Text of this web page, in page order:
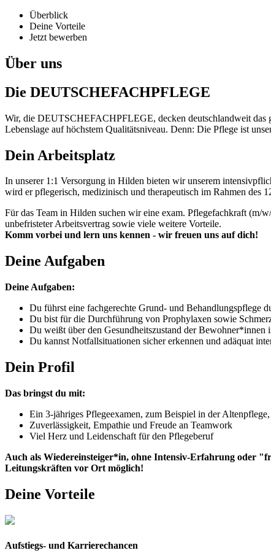
Überblick
Deine Vorteile
Jetzt bewerben
Über uns
Die DEUTSCHEFACHPFLEGE
Wir, die DEUTSCHEFACHPFLEGE, decken deutschlandweit das
Lebenslage auf höchstem Qualitätsniveau. Denn: Die Pflege ist
Dein Arbeitsplatz
In unserer 1:1 Versorgung in Hilden bieten wir unserem
wird er pflegerisch, medizinisch und therapeutisch im Rahmen des
Für das Team in Hilden suchen wir eine exam. Pflegefachkraft
unbefristeter Arbeitsvertrag sowie viele weitere Vorteile.
Komm vorbei und lern uns kennen - wir freuen uns auf dich!
Deine Aufgaben
Deine Aufgaben:
Du führst eine fachgerechte Grund- und Behandlungspflege
Du bist für die Durchführung von Prophylaxen sowie
Du weißt über den Gesundheitszustand der
Du kannst Notfallsituationen sicher erkennen und adäquat
Dein Profil
Das bringst du mit:
Ein 3-jähriges Pflegeexamen, zum Beispiel in der
Zuverlässigkeit, Empathie und Freude an Teamwork
Viel Herz und Leidenschaft für den Pflegeberuf
Auch als Wiedereinsteiger*in, ohne Intensiv-Erfahrung oder
Leitungskräften vor Ort möglich!
Deine Vorteile
Aufstiegs- und Karrierechancen